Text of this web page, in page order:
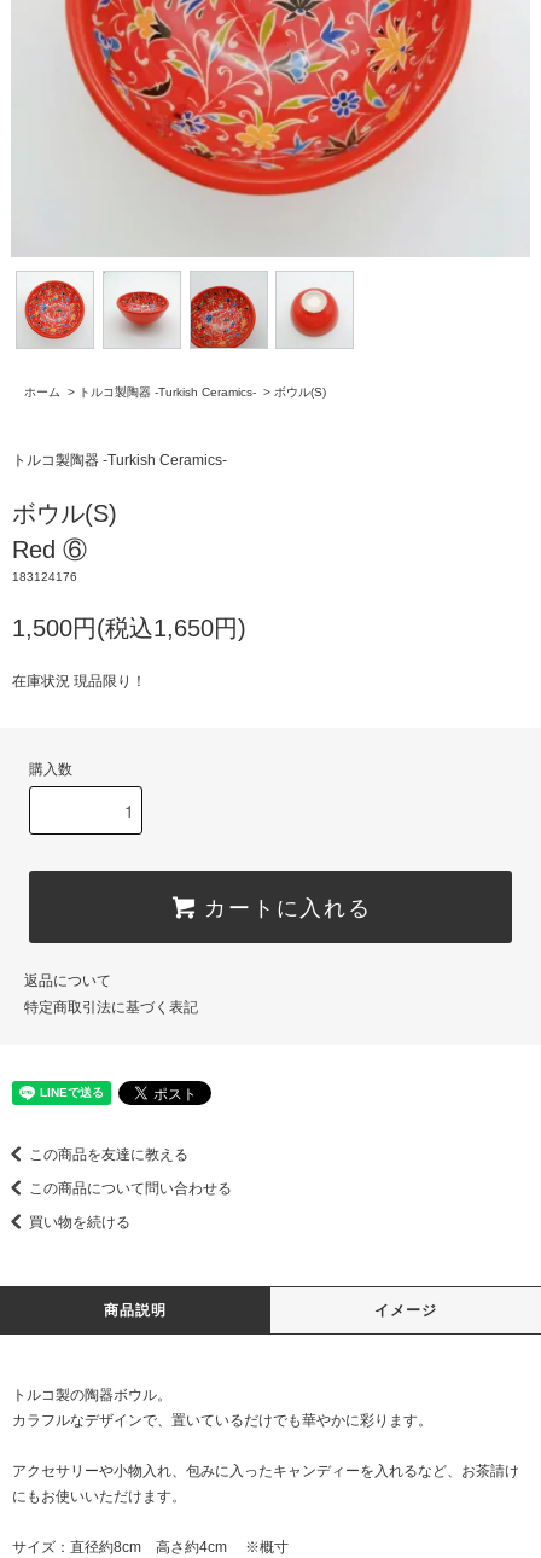
ホーム > トルコ製陶器 -Turkish Ceramics- > ボウル(S)
トルコ製陶器 -Turkish Ceramics-
ボウル(S)
Red ⑥
183124176
1,500円(税込1,650円)
在庫状況 現品限り！
購入数
カートに入れる
返品について
特定商取引法に基づく表記
この商品を友達に教える
この商品について問い合わせる
買い物を続ける
商品説明 イメージ
トルコ製の陶器ボウル。
カラフルなデザインで、置いているだけでも華やかに彩ります。
アクセサリーや小物入れ、包みに入ったキャンディーを入れるなど、お茶請け
にもお使いいただけます。
サイズ：直径約8cm 高さ約4cm ※概寸